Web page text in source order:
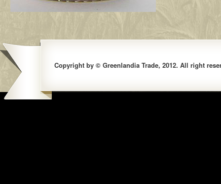
Copyright by © Greenlandia Trade, 2012. All right